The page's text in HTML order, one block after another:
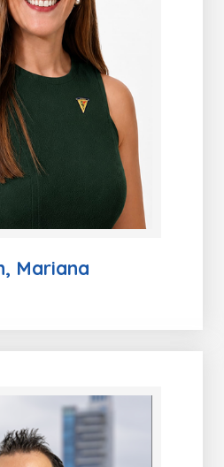
Mariana